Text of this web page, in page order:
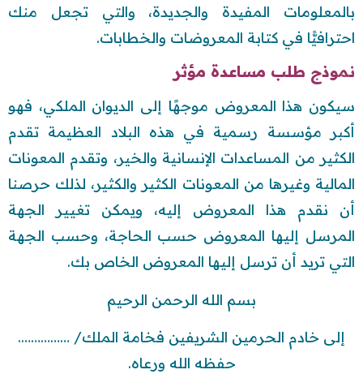
بالمعلومات المفيدة والجديدة، والتي تجعل منك
احترافيًّا في كتابة المعروضات والخطابات.
نموذج طلب مساعدة مؤثر
سيكون هذا المعروض موجهًا إلى الديوان الملكي، فهو
أكبر مؤسسة رسمية في هذه البلاد العظيمة تقدم
الكثير من المساعدات الإنسانية والخير، وتقدم المعونات
المالية وغيرها من المعونات الكثير والكثير، لذلك حرصنا
أن نقدم هذا المعروض إليه، ويمكن تغيير الجهة
المرسل إليها المعروض حسب الحاجة، وحسب الجهة
التي تريد أن ترسل إليها المعروض الخاص بك.
بسم الله الرحمن الرحيم
إلى خادم الحرمين الشريفين فخامة الملك/ …………….
حفظه الله ورعاه.